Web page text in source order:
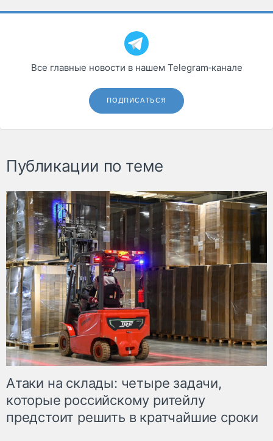
Все главные новости в нашем Telegram‑канале
ПОДПИСАТЬСЯ
Публикации по теме
Атаки на склады: четыре задачи,
которые российскому ритейлу
предстоит решить в кратчайшие сроки